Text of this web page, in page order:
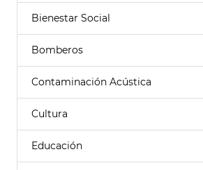
Bienestar Social
Bomberos
Contaminación Acústica
Cultura
Educación